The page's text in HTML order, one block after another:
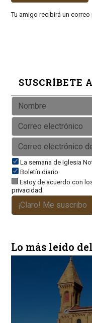
Tu amigo recibirá un
SUSCRÍBETE
La semana de Iglesia
Boletín diario
Estoy de acuerdo con
privacidad
¡Claro! Me suscribo
Lo más leído